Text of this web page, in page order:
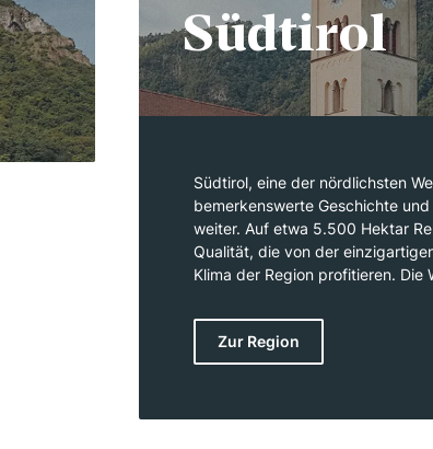
Südtirol
Südtirol, eine der nördlichsten
bemerkenswerte Geschichte
weiter. Auf etwa 5.500 Hektar
Qualität, die von der
Klima der Region profitieren. Die
verleiht. Das kontinentale Klima
Sommern schafft ideale
Weissburgunder,
Zur Region